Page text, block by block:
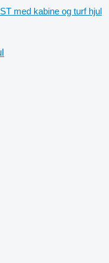
med kabine og turf hjul